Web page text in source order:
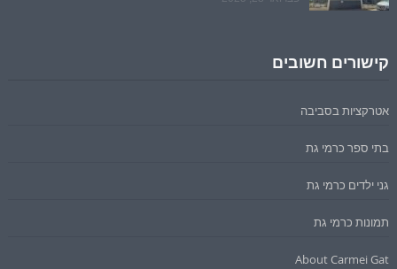
קישורים חשובים
אטרקציות בסביבה
בתי ספר כרמי גת
גני ילדים כרמי גת
תמונות כרמי גת
About Carmei Gat